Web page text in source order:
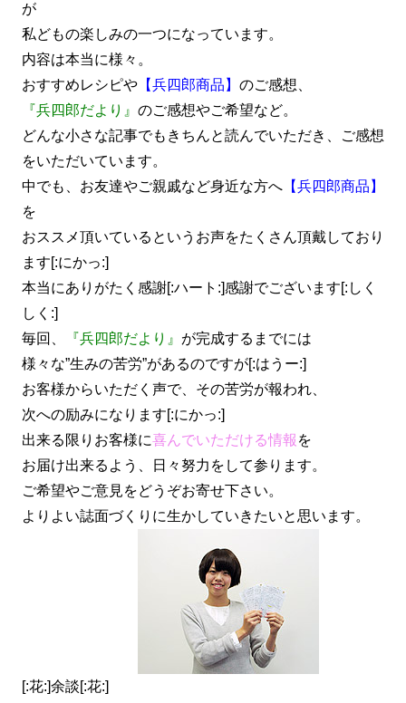
が
私どもの楽しみの一つになっています。
内容は本当に様々。
おすすめレシピや【兵四郎商品】 のご感想、
『兵四郎だより』 のご感想やご希望など。
どんな小さな記事でもきちんと読んでいただき、ご感想
をいただいています。
中でも、お友達やご親戚など身近な方へ【兵四郎商品】
を
おススメ頂いているというお声をたくさん頂戴しており
ます[:にかっ:]
本当にありがたく感謝[:ハート:]感謝でございます[:しく
しく:]
毎回、
『兵四郎だより』 が完成するまでには
様々な”生みの苦労”があるのですが[:はうー:]
お客様からいただく声で、その苦労が報われ、
次への励みになります[:にかっ:]
出来る限りお客様に喜んでいただける情報 を
お届け出来るよう、日々努力をして参ります。
ご希望やご意見をどうぞお寄せ下さい。
よりよい誌面づくりに生かしていきたいと思います。
[:花:]余談[:花:]